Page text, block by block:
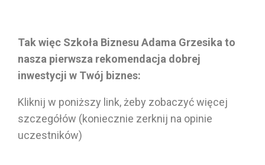
Tak więc Szkoła Biznesu Adama Grzesika to
nasza pierwsza rekomendacja dobrej
inwestycji w Twój biznes:
Kliknij w poniższy link, żeby zobaczyć więcej
szczegółów (koniecznie zerknij na opinie
uczestników)